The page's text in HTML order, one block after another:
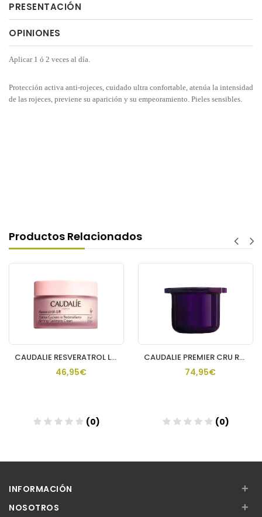
PRESENTACIÓN
OPINIONES
Aplicar 1 ó 2 veces al día.
Protección activa anti-rojeces, cuidado ultra confortable, atenúa la intensidad
de las rojeces, previene su aparición y su empeoramiento. Pieles sensibles.
Productos Relacionados
CAUDALIE RESVERATROL LIFT CREMA DE DIA CACHEMIRE
46,95€
(0)
CAUDALIE PREMIER CRU RECARGA CREMA RICA
74,95€
(0)
INFORMACIÓN +
NOSOTROS +